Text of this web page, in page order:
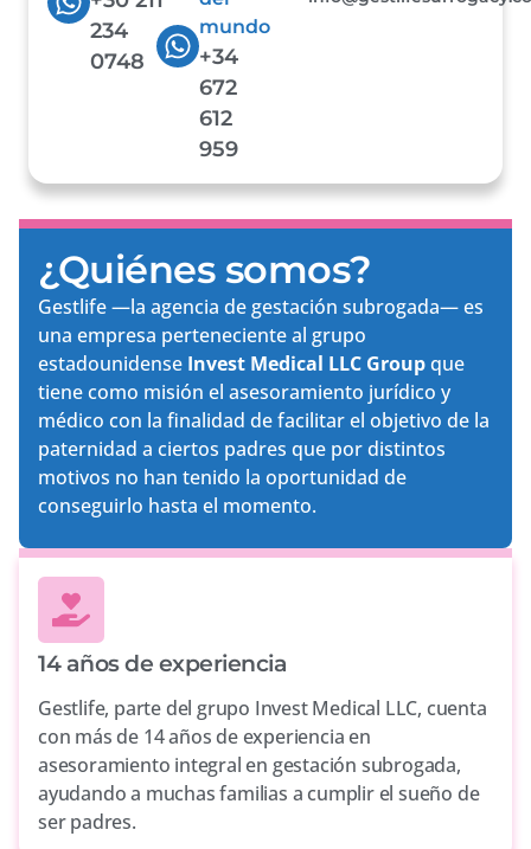
234
0748
mundo
+34
672
612
959
¿Quiénes somos?
Gestlife —la agencia de gestación subrogada— es
una empresa perteneciente al grupo
estadounidense Invest Medical LLC Groupque
tiene como misión el asesoramiento jurídico y
médico con la finalidad de facilitar el objetivo de la
paternidad a ciertos padres que por distintos
motivos no han tenido la oportunidad de
conseguirlo hasta el momento.
14 años de experiencia
Gestlife, parte del grupo Invest Medical LLC, cuenta
con más de 14 años de experiencia en
asesoramiento integral en gestación subrogada,
ayudando a muchas familias a cumplir el sueño de
ser padres.